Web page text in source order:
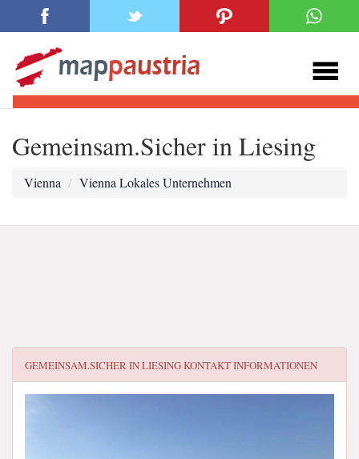
Gemeinsam.Sicher in Liesing
Vienna Vienna Lokales Unternehmen
GEMEINSAM.SICHER IN LIESINGKONTAKT INFORMATIONEN